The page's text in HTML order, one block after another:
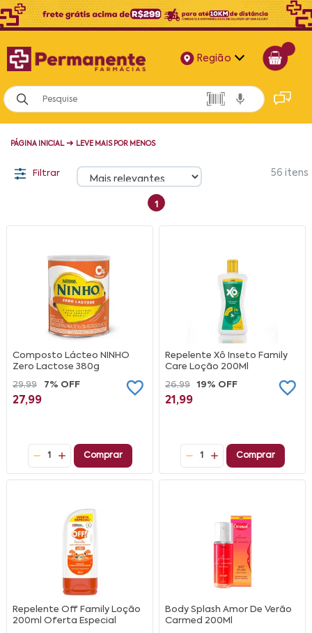
Região
Alagoas
Bahia
PÁGINA INICIAL ➜ LEVE MAIS POR MENOS
Filtrar 56 itens
1
Composto Lácteo NINHO
Zero Lactose 380g
29,99
7% OFF
27,99
1 Comprar
Repelente Xô Inseto Family
Care Loção 200Ml
26,99
19% OFF
21,99
1 Comprar
Repelente Off Family Loção
200ml Oferta Especial
Body Splash Amor De Verão
Carmed 200Ml